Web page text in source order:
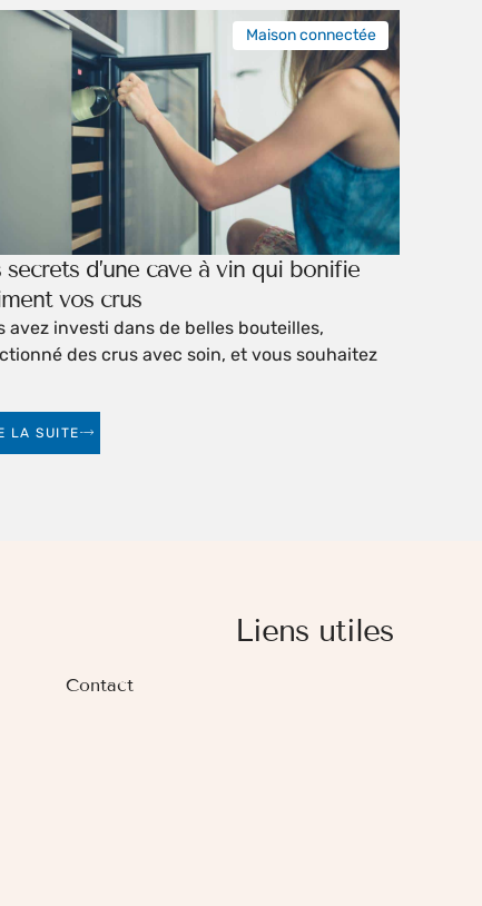
secrets d’une cave à vin qui bonifie
vos crus
avez investi dans de belles bouteilles,
des crus avec soin, et vous souhaitez
LA SUITE
Maison connectée
Liens utiles
Contact